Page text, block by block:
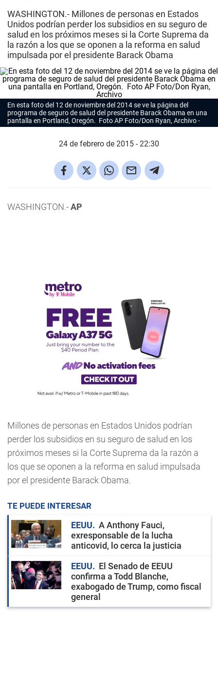
WASHINGTON.- Millones de personas en Estados
Unidos podrían perder los subsidios en su seguro de
salud en los próximos meses si la Corte Suprema da
la razón a los que se oponen a la reforma en salud
impulsada por el presidente Barack Obama
En esta foto del 12 de noviembre del 2014 se ve la página del
programa de seguro de salud del presidente Barack Obama en una
pantalla en Portland, Oregón. Foto AP Foto/Don Ryan, Archivo
24 de febrero de 2015 - 22:30
WASHINGTON.-AP
Millones de personas en Estados Unidos podrían
perder los subsidios en su seguro de salud en los
próximos meses si la Corte Suprema da la razón a
los que se oponen a la reforma en salud impulsada
por el presidente Barack Obama.
TE PUEDE INTERESAR
EEUU
A Anthony Fauci,
exresponsable de la lucha
anticovid, lo cerca la justicia
EEUU
El Senado de EEUU
confirma a Todd Blanche,
exabogado de Trump, como fiscal
general